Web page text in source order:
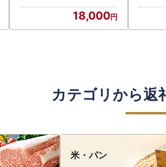
18,000
N-
カテゴリから返
米・パン